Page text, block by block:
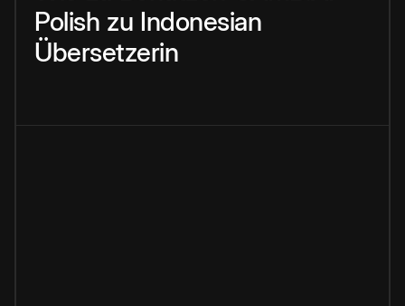
Polish zu Indonesian
Übersetzerin